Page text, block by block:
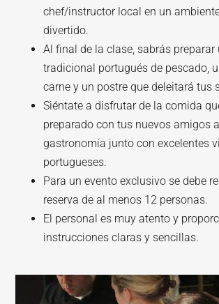
chef/instructor local en un
divertido.
Al final de la clase, sabrás preparar
tradicional portugués de pescado,
carne y un postre que deleitará tus
Siéntate a disfrutar de la comida
preparado con tus nuevos amigos
gastronomía junto con excelentes
portugueses.
Para un evento exclusivo se debe
reserva de al menos 12 personas.
El personal es muy atento y
instrucciones claras y sencillas.